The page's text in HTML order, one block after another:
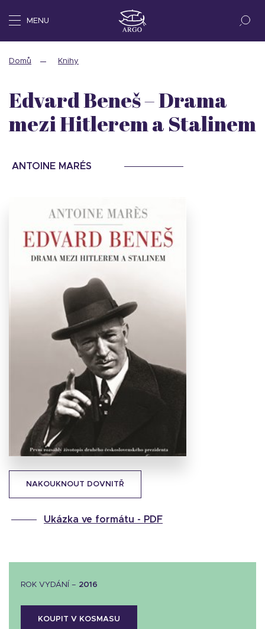
MENU
Domů Knihy
NAKOUKNOUT DOVNITŘ
Ukázka ve formátu - PDF
Edvard Beneš – Drama
mezi Hitlerem a Stalinem
ANTOINE MARÉS
ROK VYDÁNÍ – 2016
KOUPIT V KOSMASU